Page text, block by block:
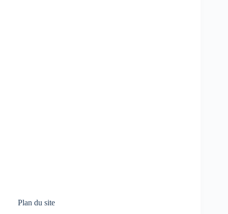
Plan du site